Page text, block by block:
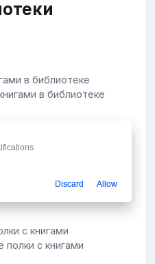
в библиотеке
с книгами
Discard Allow